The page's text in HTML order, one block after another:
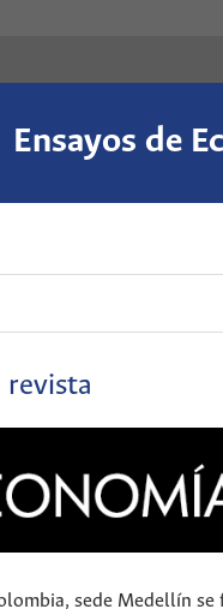
Ensayos de
revista
sede Medellín